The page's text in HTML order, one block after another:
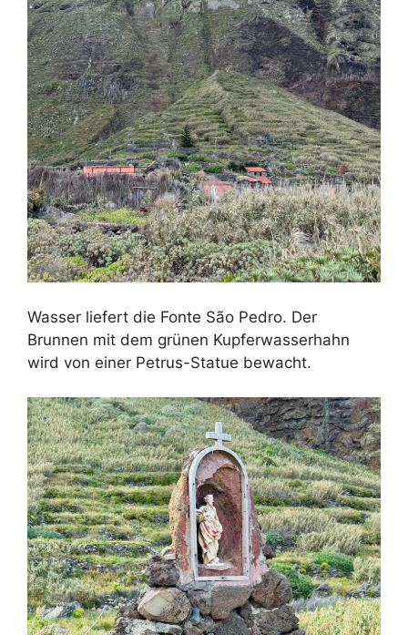
Wasser liefert die Fonte São Pedro. Der
Brunnen mit dem grünen Kupferwasserhahn
wird von einer Petrus-Statue bewacht.